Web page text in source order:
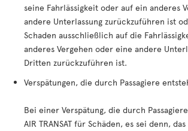
seine Fahrlässigkeit oder auf ein anderes
andere Unterlassung zurückzuführen ist
Schaden ausschließlich auf die
anderes Vergehen oder eine andere
Dritten zurückzuführen ist.
Verspätungen, die durch Passagiere
Bei einer Verspätung, die durch
AIR TRANSAT für Schäden, es sei denn,